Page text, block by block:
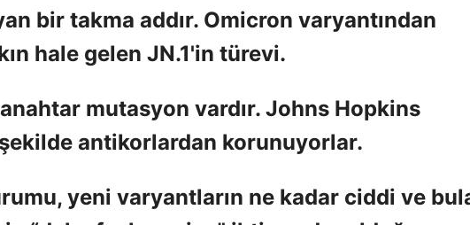
bir takma addır. Omicron varyantından
hale gelen JN.1'in türevi.
mutasyon vardır. Johns Hopkins
antikorlardan korunuyorlar.
yeni varyantların ne kadar ciddi ve